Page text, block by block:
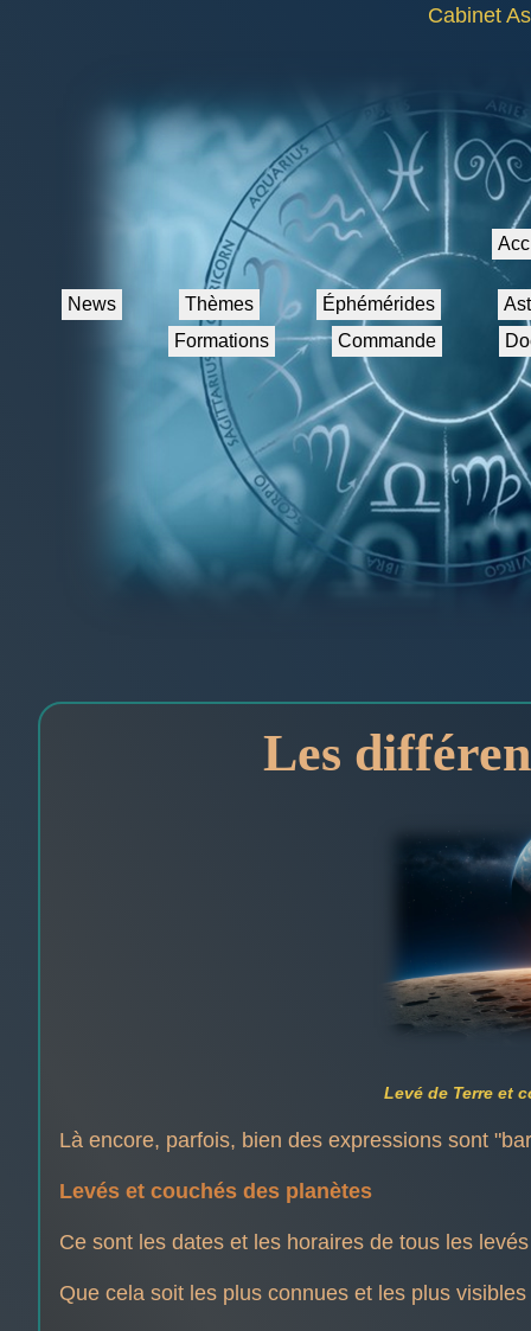
Cabinet
News Thèmes Éphémérides
Formations
Commande
Les
Levé de Terre et
Là encore, parfois, bien des expressions sont
Levés et couchés des planètes
Ce sont les dates et les horaires de tous les
Que cela soit les plus connues et les plus visibles